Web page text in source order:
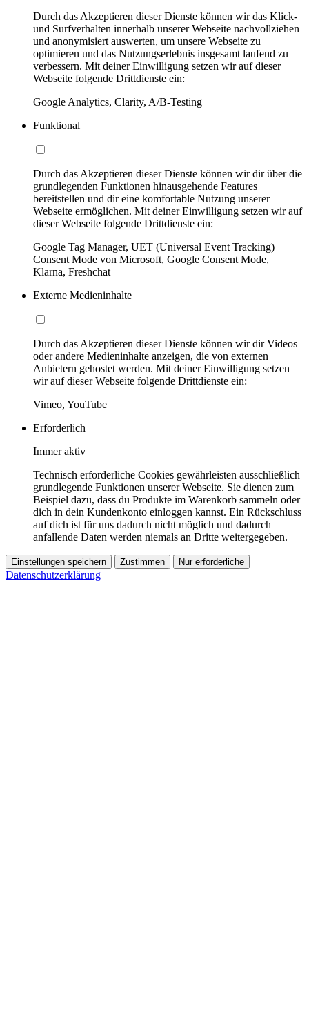
Durch das Akzeptieren dieser Dienste können wir das Klick-
und Surfverhalten innerhalb unserer Webseite nachvollziehen
und anonymisiert auswerten, um unsere Webseite zu
optimieren und das Nutzungserlebnis insgesamt laufend zu
verbessern. Mit deiner Einwilligung setzen wir auf dieser
Webseite folgende Drittdienste ein:
Google Analytics, Clarity, A/B-Testing
Funktional
Durch das Akzeptieren dieser Dienste können wir dir über die
grundlegenden Funktionen hinausgehende Features
bereitstellen und dir eine komfortable Nutzung unserer
Webseite ermöglichen. Mit deiner Einwilligung setzen wir auf
dieser Webseite folgende Drittdienste ein:
Google Tag Manager, UET (Universal Event Tracking)
Consent Mode von Microsoft, Google Consent Mode,
Klarna, Freshchat
Externe Medieninhalte
Durch das Akzeptieren dieser Dienste können wir dir Videos
oder andere Medieninhalte anzeigen, die von externen
Anbietern gehostet werden. Mit deiner Einwilligung setzen
wir auf dieser Webseite folgende Drittdienste ein:
Vimeo, YouTube
Erforderlich
Immer aktiv
Technisch erforderliche Cookies gewährleisten ausschließlich
grundlegende Funktionen unserer Webseite. Sie dienen zum
Beispiel dazu, dass du Produkte im Warenkorb sammeln oder
dich in dein Kundenkonto einloggen kannst. Ein Rückschluss
auf dich ist für uns dadurch nicht möglich und dadurch
anfallende Daten werden niemals an Dritte weitergegeben.
Einstellungen speichern Zustimmen Nur erforderliche
Datenschutzerklärung